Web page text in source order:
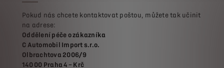
Pokud nás chcete kontaktovat poštou, můžete tak učinit
na adrese:
Oddělení péče o zákazníka
C Automobil Import s.r.o.
Olbrachtova 2006/9
140 00 Praha 4 – Krč